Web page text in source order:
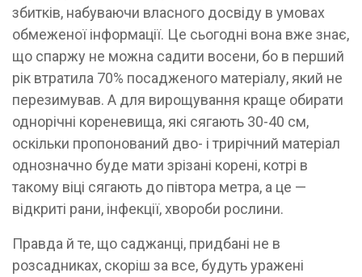
збитків, набуваючи власного досвіду в умовах
обмеженої інформації. Це сьогодні вона вже знає,
що спаржу не можна садити восени, бо в перший
рік втратила 70% посадженого матеріалу, який не
перезимував. А для вирощування краще обирати
однорічні кореневища, які сягають 30-40 см,
оскільки пропонований дво- і трирічний матеріал
однозначно буде мати зрізані корені, котрі в
такому віці сягають до півтора метра, а це —
відкриті рани, інфекції, хвороби рослини.
Правда й те, що саджанці, придбані не в
розсадниках, скоріш за все, будуть уражені